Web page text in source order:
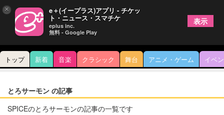
トップ 新着 音楽 クラシック 舞台 アニメ・ゲーム イベ
とろサーモン の記事
SPICEのとろサーモンの記事の一覧です
× e＋(イープラス)アプリ - チケッ
ト・ニュース・スマチケ
eplus inc.
無料 - Google Play
表示